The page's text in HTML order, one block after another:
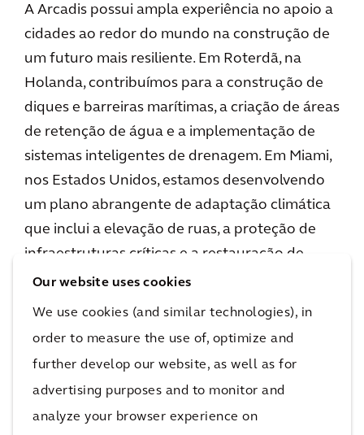
Our website uses cookies
We use cookies (and similar technologies), in
order to measure the use of, optimize and
further develop our website, as well as for
advertising purposes and to monitor and
analyze your browser experience on
A Arcadis possui ampla experiência no apoio a
cidades ao redor do mundo na construção de
um futuro mais resiliente. Em Roterdã, na
Holanda, contribuímos para a construção de
diques e barreiras marítimas, a criação de áreas
de retenção de água e a implementação de
sistemas inteligentes de drenagem. Em Miami,
nos Estados Unidos, estamos desenvolvendo
um plano abrangente de adaptação climática
que inclui a elevação de ruas, a proteção de
infraestruturas críticas e a restauração de
manguezais. Já em Singapura, apoiamos a
implementação de sistemas de transporte
áreas verdes — tornando a cidade uma das
mais sustentáveis do mundo.